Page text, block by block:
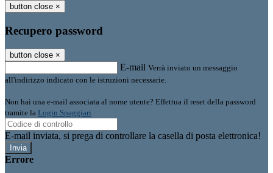
button close ×
Recupero password
button close ×
E-mail Verrà inviato un messaggio
all'indirizzo indicato con le istruzioni necessarie.
Non hai una e-mail associata al nome utente? Effettua il reset della password
tramite la Login Spaggiari
E-mail inviata, si prega di controllare la casella di posta elettronica!
Errore